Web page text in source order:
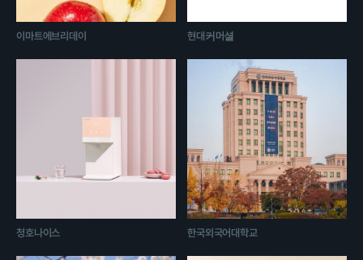
이마트에브리데이 현대커머셜
청호나이스 한국외국어대학교